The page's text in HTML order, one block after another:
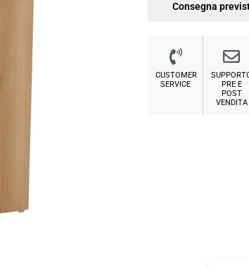
Consegna
CUSTOMER
SERVICE
PRE E
POST
VENDITA